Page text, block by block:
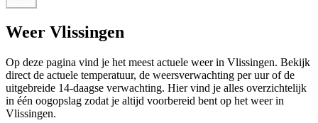
Weer Vlissingen
Op deze pagina vind je het meest actuele weer in Vlissingen. Bekijk
direct de actuele temperatuur, de weersverwachting per uur of de
uitgebreide 14-daagse verwachting. Hier vind je alles overzichtelijk
in één oogopslag zodat je altijd voorbereid bent op het weer in
Vlissingen.